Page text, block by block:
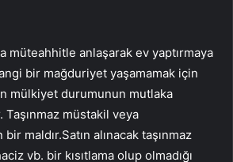
müteahhitle anlaşarak ev yaptırmaya
bir mağduriyet yaşamamak için
mülkiyet durumunun mutlaka
müstakil veya
maldır.Satın alınacak taşınmaz
vb. bir kısıtlama olup olmadığı